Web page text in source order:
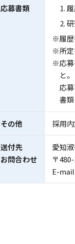
応募書類
※履歴
※所
※応募
と。
応
書
その他 採用
送付先
お問合わせ
愛知
〒
E-